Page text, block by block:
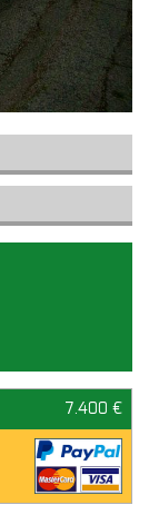
7.400 €